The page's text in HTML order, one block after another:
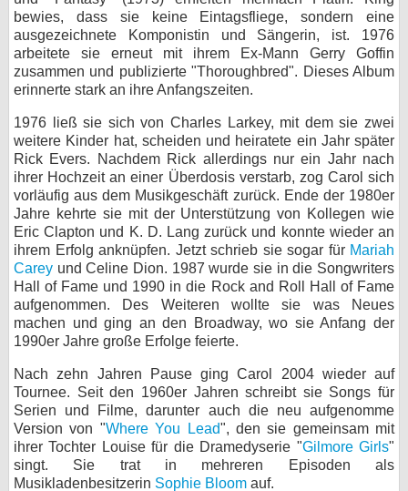
bewies, dass sie keine Eintagsfliege, sondern eine
ausgezeichnete Komponistin und Sängerin, ist. 1976
arbeitete sie erneut mit ihrem Ex-Mann Gerry Goffin
zusammen und publizierte "Thoroughbred". Dieses Album
erinnerte stark an ihre Anfangszeiten.
1976 ließ sie sich von Charles Larkey, mit dem sie zwei
weitere Kinder hat, scheiden und heiratete ein Jahr später
Rick Evers. Nachdem Rick allerdings nur ein Jahr nach
ihrer Hochzeit an einer Überdosis verstarb, zog Carol sich
vorläufig aus dem Musikgeschäft zurück. Ende der 1980er
Jahre kehrte sie mit der Unterstützung von Kollegen wie
Eric Clapton und K. D. Lang zurück und konnte wieder an
ihrem Erfolg anknüpfen. Jetzt schrieb sie sogar für Mariah
Carey und Celine Dion. 1987 wurde sie in die Songwriters
Hall of Fame und 1990 in die Rock and Roll Hall of Fame
aufgenommen. Des Weiteren wollte sie was Neues
machen und ging an den Broadway, wo sie Anfang der
1990er Jahre große Erfolge feierte.
Nach zehn Jahren Pause ging Carol 2004 wieder auf
Tournee. Seit den 1960er Jahren schreibt sie Songs für
Serien und Filme, darunter auch die neu aufgenomme
Version von "Where You Lead", den sie gemeinsam mit
ihrer Tochter Louise für die Dramedyserie "Gilmore Girls"
singt. Sie trat in mehreren Episoden als
Musikladenbesitzerin Sophie Bloom auf.